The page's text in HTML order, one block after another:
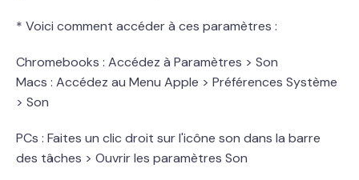
* Voici comment accéder à ces paramètres :
Chromebooks : Accédez à Paramètres > Son
Macs : Accédez au Menu Apple > Préférences Système
> Son
PCs : Faites un clic droit sur l'icône son dans la barre
des tâches > Ouvrir les paramètres Son